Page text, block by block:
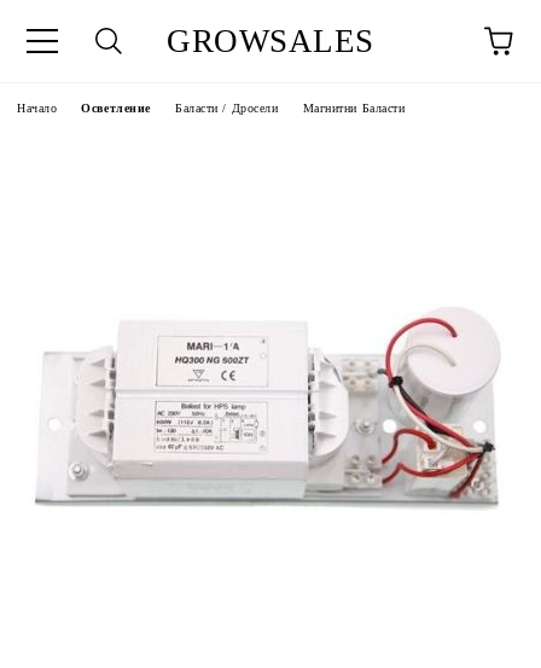
GROWSALES
Начало Осветление Баласти / Дросели Магнитни Баласти